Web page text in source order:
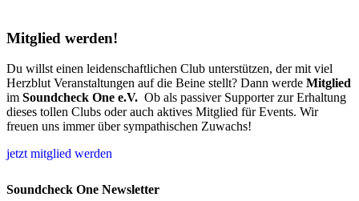
Mitglied werden!
Du willst einen leidenschaftlichen Club unterstützen, der mit viel
Herzblut Veranstaltungen auf die Beine stellt? Dann werde Mitglied
im Soundcheck One e.V. Ob als passiver Supporter zur Erhaltung
dieses tollen Clubs oder auch aktives Mitglied für Events. Wir
freuen uns immer über sympathischen Zuwachs!
jetzt mitglied werden
Soundcheck One Newsletter